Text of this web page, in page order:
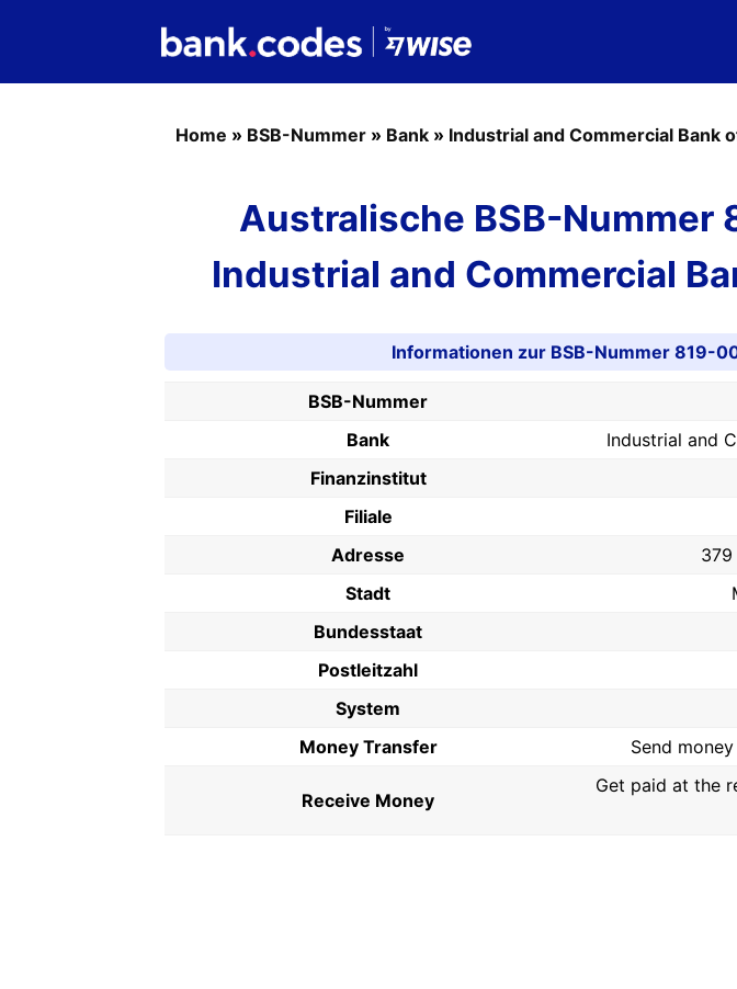
Home » BSB-Nummer » Bank » Industrial and Commercial Bank
Australische BSB-Nummer
Industrial and Commercial
Informationen zur BSB-Nummer 819-
BSB-Nummer
Bank
Industrial and
Finanzinstitut
Filiale
Adresse
Stadt
Bundesstaat
Postleitzahl
System
Money Transfer
Send
Receive Money
Get paid at the